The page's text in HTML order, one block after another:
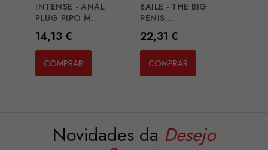
INTENSE - ANAL
PLUG PIPO M...
Preço
14,13 €
COMPRAR
BAILE - THE BIG
PENIS...
Preço
22,31 €
COMPRAR
Novidades da Desejo